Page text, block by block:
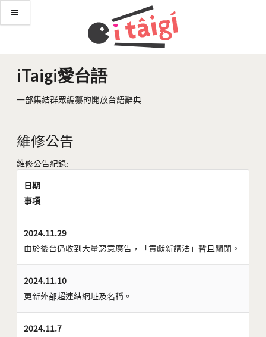
iTaigi愛台語
一部集結群眾編纂的開放台語辭典
維修公告
維修公告紀錄:
日期
事項
2024.11.29
由於後台仍收到大量惡意廣告，「貢獻新講法」暫且關閉。
2024.11.10
更新外部超連結網址及名稱。
2024.11.7